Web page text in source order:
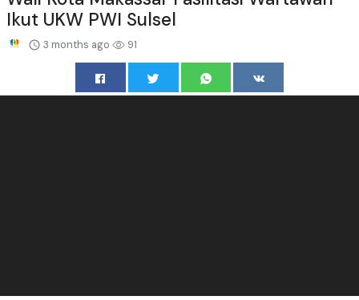
Ikut UKW PWI Sulsel
3 months ago 91